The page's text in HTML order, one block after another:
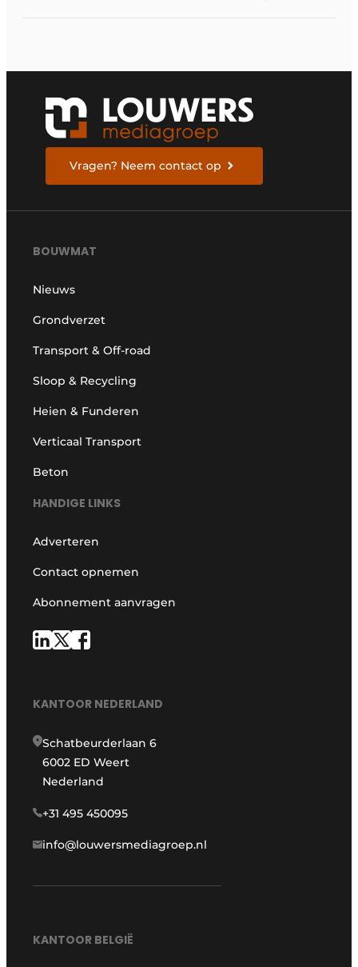
breed scala aan
brandstoffen
Vragen? Neem contact op
BOUWMAT
Nieuws
Grondverzet
Transport & Off-road
Sloop & Recycling
Heien & Funderen
Verticaal Transport
Beton
HANDIGE LINKS
Adverteren
Contact opnemen
Abonnement aanvragen
KANTOOR NEDERLAND
Schatbeurderlaan 6
6002 ED Weert
Nederland
+31 495 450095
info@louwersmediagroep.nl
KANTOOR BELGIË